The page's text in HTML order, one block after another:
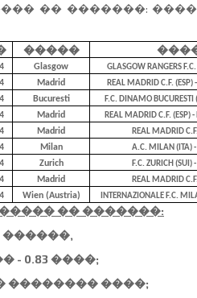
�� �������:
�����
Glasgow GLASGOW RANGERS
Madrid REAL MADRID C.F. (ESP)
Bucuresti F.C. DINAMO
Madrid REAL MADRID C.F. (ESP)
Madrid REAL MADRID
Milan A.C. MILAN (ITA) -
Zurich F.C. ZURICH (SUI)
Madrid REAL MADRID
Wien (Austria) INTERNAZIONALE F.C.
�� �������:
������,
- 0.83 ����;
�������� ����;